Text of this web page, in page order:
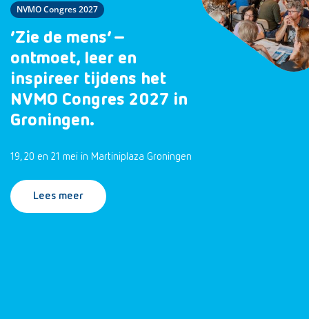
NVMO Congres 2027
‘Zie de mens’ –
ontmoet, leer en
inspireer tijdens het
NVMO Congres 2027 in
Groningen.
19, 20 en 21 mei in Martiniplaza Groningen
Lees meer